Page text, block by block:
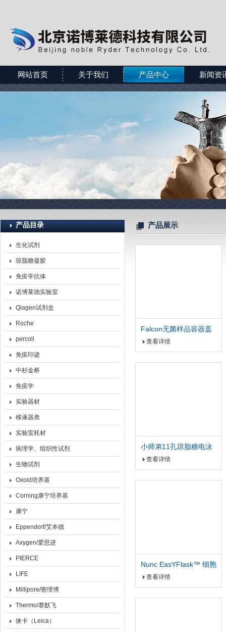
北京诺博莱德科技有限公司
网站首页 关于我们 产品中心 新闻资
产品目录
生化试剂
琼脂糖凝胶
免疫学抗体
诺博莱德实验室
Qiagen试剂盒
Roche
percoll
免疫印迹
中杉金桥
免疫学
实验器材
移液器类
实验室耗材
病理学、组织性试剂
生物试剂
Oxoid培养基
Corning康宁培养基
康宁
Eppendorf/艾本德
Axygen/爱思进
PIERCE
LIFE
Millipore/密理博
Thermo/赛默飞
徕卡（Leica）
产品展示
Falcon无菌样品容器盖
可用于取精杯
查看详情
小师弟11孔琼脂糖电泳
试剂盒 高压超快
查看详情
Nunc EasYFlask™ 细胞
培养瓶 25cm2过滤盖
查看详情